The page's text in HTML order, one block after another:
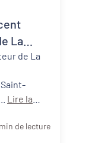
La
de La
Lire la
de lecture